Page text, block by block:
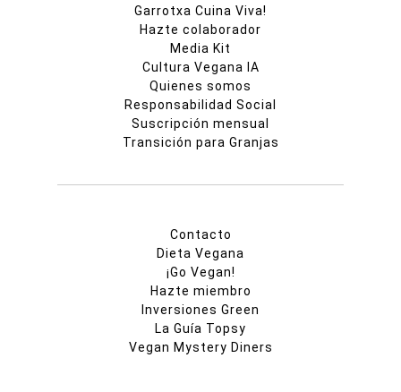
Garrotxa Cuina Viva!
Hazte colaborador
Media Kit
Cultura Vegana IA
Quienes somos
Responsabilidad Social
Suscripción mensual
Transición para Granjas
Contacto
Dieta Vegana
¡Go Vegan!
Hazte miembro
Inversiones Green
La Guía Topsy
Vegan Mystery Diners